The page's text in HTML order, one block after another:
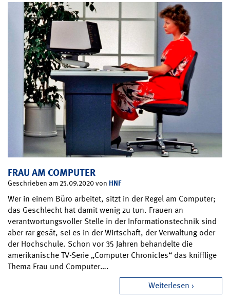
FRAU AM COMPUTER
Geschrieben am 25.09.2020 von HNF
Wer in einem Büro arbeitet, sitzt in der Regel am Computer;
das Geschlecht hat damit wenig zu tun. Frauen an
verantwortungsvoller Stelle in der Informationstechnik sind
aber rar gesät, sei es in der Wirtschaft, der Verwaltung oder
der Hochschule. Schon vor 35 Jahren behandelte die
amerikanische TV-Serie „Computer Chronicles“ das knifflige
Thema Frau und Computer….
Weiterlesen